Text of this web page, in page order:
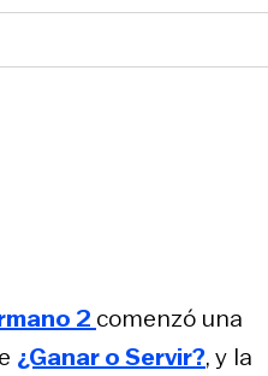
2 comenzó una
¿Ganar o Servir?, y la